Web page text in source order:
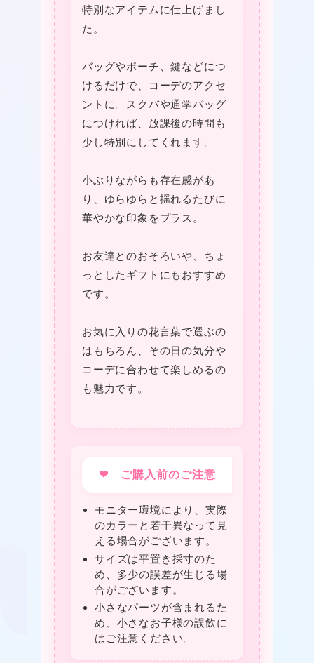
葉
特別なアイテムに仕上げまし
た。
バッグやポーチ、鍵などにつ
けるだけで、コーデのアクセ
ントに。スクバや通学バッグ
につければ、放課後の時間も
少し特別にしてくれます。
小ぶりながらも存在感があ
り、ゆらゆらと揺れるたびに
華やかな印象をプラス。
お友達とのおそろいや、ちょ
っとしたギフトにもおすすめ
です。
お気に入りの花言葉で選ぶの
はもちろん、その日の気分や
コーデに合わせて楽しめるの
も魅力です。
❤ ご購入前のご注意
モニター環境により、実際
のカラーと若干異なって見
える場合がございます。
サイズは平置き採寸のた
め、多少の誤差が生じる場
合がございます。
小さなパーツが含まれるた
め、小さなお子様の誤飲に
はご注意ください。
★
❤
❤
❤